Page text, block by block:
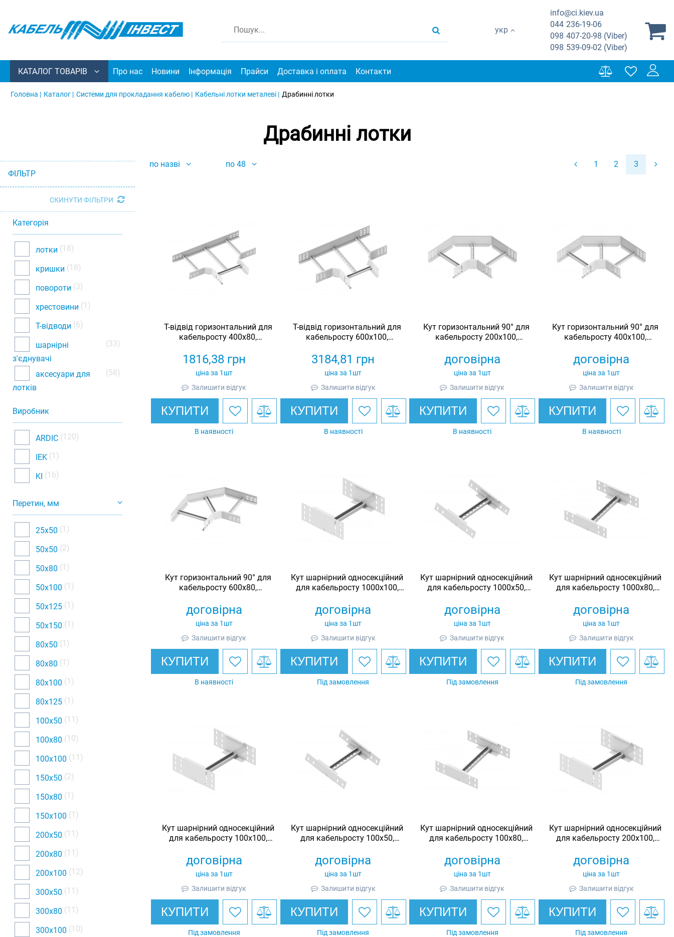
укр
info@ci.kiev.ua
044 236-19-06
098 407-20-98 (Viber)
098 539-09-02 (Viber)
КАТАЛОГ ТОВАРІВ Про нас Новини Інформація Прайси Доставка і оплата Контакти
Головна | Каталог | Системи для прокладання кабелю | Кабельні лотки металеві | Драбинні лотки
Драбинні лотки
ФІЛЬТР
СКИНУТИ ФІЛЬТРИ
Категорія
лотки (18)
кришки (18)
повороти (3)
хрестовини (1)
Т-відводи (6)
шарнірні
з'єднувачі
(33)
аксесуари для
лотків
(58)
Виробник
ARDIC (120)
IEK (1)
KI (16)
Перетин, мм
25х50 (1)
50х50 (2)
50х80 (1)
50х100 (1)
50х125 (1)
50х150 (1)
80х50 (1)
80х80 (1)
80х100 (1)
80х125 (1)
100х50 (11)
100х80 (10)
100х100 (11)
150х50 (2)
150х80 (1)
150х100 (1)
200х50 (11)
200х80 (11)
200х100 (12)
300х50 (11)
300х80 (11)
300х100 (10)
по назві по 48 1 2 3
Т-відвід горизонтальний для
кабельросту 400х80,
1816,38грн
ціна за 1шт
Залишити відгук
КУПИТИ
В наявності
Т-відвід горизонтальний для
кабельросту 600х100,
3184,81 грн
ціна за 1шт
Залишити відгук
КУПИТИ
В наявності
Кут горизонтальний 90° для
кабельросту 200х100,
договірна
ціна за 1шт
Залишити відгук
КУПИТИ
В наявності
Кут горизонтальний 90° для
кабельросту 400х100,
договірна
ціна за 1шт
Залишити відгук
КУПИТИ
В наявності
Кут горизонтальний 90° для
кабельросту 600х80,
договірна
ціна за 1шт
Залишити відгук
КУПИТИ
В наявності
Кут шарнірний односекційний
для кабельросту 1000х100,
договірна
ціна за 1шт
Залишити відгук
КУПИТИ
Під замовлення
Кут шарнірний односекційний
для кабельросту 1000х50,
договірна
ціна за 1шт
Залишити відгук
КУПИТИ
Під замовлення
Кут шарнірний односекційний
для кабельросту 1000х80,
договірна
ціна за 1шт
Залишити відгук
КУПИТИ
Під замовлення
Кут шарнірний односекційний
для кабельросту 100х100,
договірна
ціна за 1шт
Залишити відгук
КУПИТИ
Під замовлення
Кут шарнірний односекційний
для кабельросту 100х50,
договірна
ціна за 1шт
Залишити відгук
КУПИТИ
Під замовлення
Кут шарнірний односекційний
для кабельросту 100х80,
договірна
ціна за 1шт
Залишити відгук
КУПИТИ
Під замовлення
Кут шарнірний односекційний
для кабельросту 200х100,
договірна
ціна за 1шт
Залишити відгук
КУПИТИ
Під замовлення